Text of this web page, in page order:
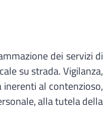
dei servizi di
su strada. Vigilanza,
al contenzioso,
alla tutela della